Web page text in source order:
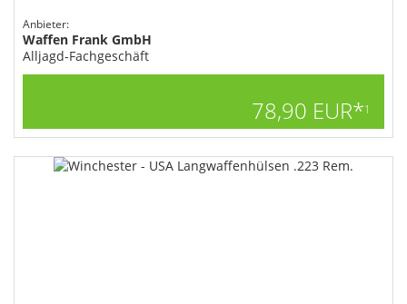
Anbieter:
Waffen Frank GmbH
Alljagd-Fachgeschäft
78,90 EUR*1